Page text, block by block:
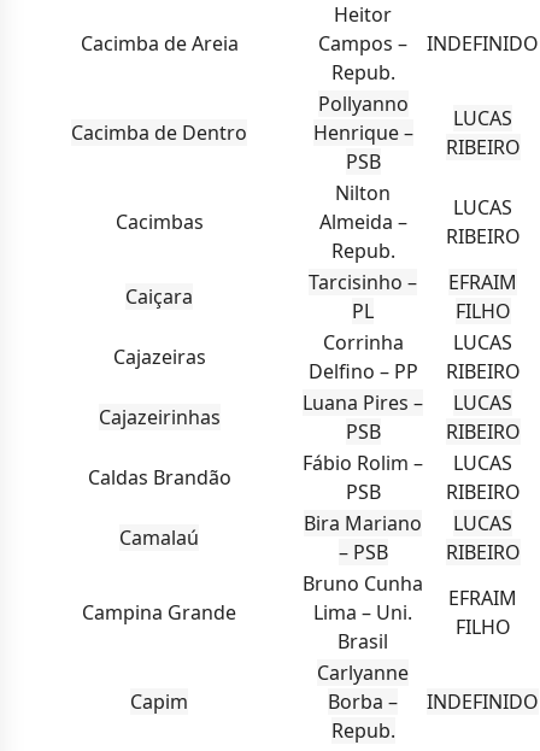
Cacimba de Areia
Heitor
Campos –
Repub.
INDEFINIDO
Cacimba de Dentro
Pollyanno
Henrique –
PSB
LUCAS
RIBEIRO
Cacimbas
Nilton
Almeida –
Repub.
LUCAS
RIBEIRO
Caiçara
Tarcisinho –
PL
EFRAIM
FILHO
Cajazeiras
Corrinha
Delfino – PP
LUCAS
RIBEIRO
Cajazeirinhas
Luana Pires –
PSB
LUCAS
RIBEIRO
Caldas Brandão
Fábio Rolim –
PSB
LUCAS
RIBEIRO
Camalaú
Bira Mariano
– PSB
LUCAS
RIBEIRO
Campina Grande
Bruno Cunha
Lima – Uni.
Brasil
EFRAIM
FILHO
Capim
Carlyanne
Borba –
Repub.
INDEFINIDO